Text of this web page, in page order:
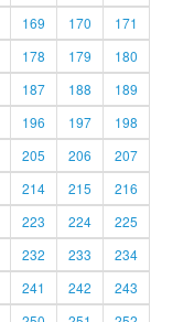
169 170
171
178 179
180
187 188
189
196 197
198
205 206
207
214 215
216
223 224
225
232 233
234
241 242
243